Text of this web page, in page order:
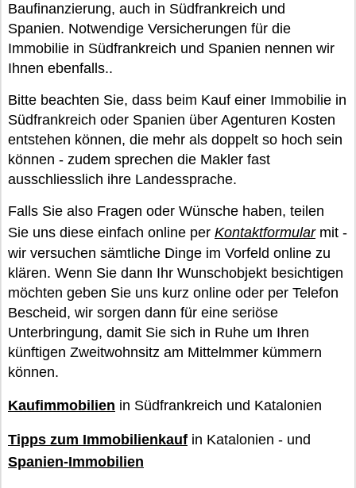
Baufinanzierung, auch in Südfrankreich und
Spanien. Notwendige Versicherungen für die
Immobilie in Südfrankreich und Spanien nennen wir
Ihnen ebenfalls..
Bitte beachten Sie, dass beim Kauf einer Immobilie in
Südfrankreich oder Spanien über Agenturen Kosten
entstehen können, die mehr als doppelt so hoch sein
können - zudem sprechen die Makler fast
ausschliesslich ihre Landessprache.
Falls Sie also Fragen oder Wünsche haben, teilen
Sie uns diese einfach online per Kontaktformularmit -
wir versuchen sämtliche Dinge im Vorfeld online zu
klären. Wenn Sie dann Ihr Wunschobjekt besichtigen
möchten geben Sie uns kurz online oder per Telefon
Bescheid, wir sorgen dann für eine seriöse
Unterbringung, damit Sie sich in Ruhe um Ihren
künftigen Zweitwohnsitz am Mittelmmer kümmern
können.
Kaufimmobilien in Südfrankreich und Katalonien
Tipps zum Immobilienkauf in Katalonien - und
Spanien-Immobilien